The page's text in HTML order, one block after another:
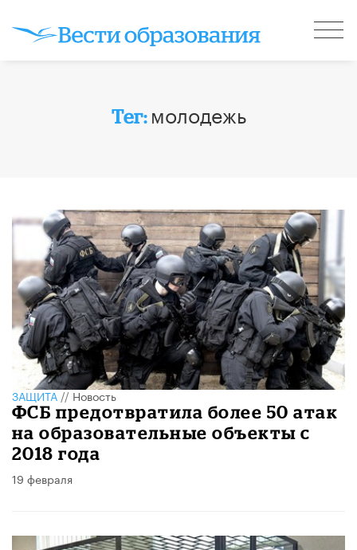
Тег: молодежь
ЗАЩИТА//Новость
ФСБ предотвратила более 50 атак
на образовательные объекты с
2018 года
19 февраля